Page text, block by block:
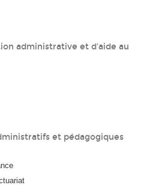
administrative et d'aide au
et pédagogiques